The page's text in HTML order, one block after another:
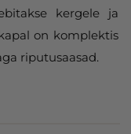
kergele ja
on komplektis
riputusaasad.